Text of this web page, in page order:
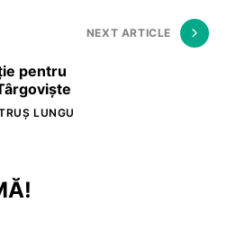
NEXT ARTICLE
pentru
LUNGU